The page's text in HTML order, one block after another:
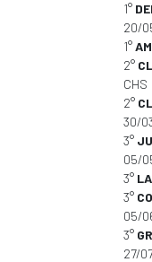
1°
20/
1°
2°
CHS
2°
30/
3°
05/
3°
3°
05/
3°
27/